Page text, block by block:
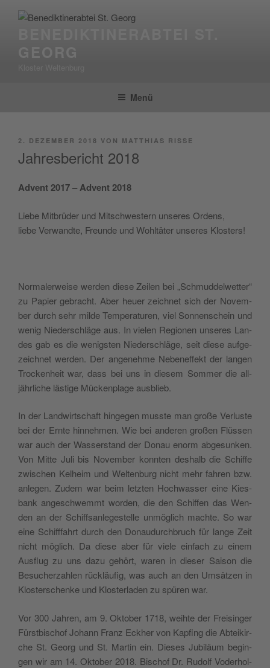
Inhalt
Menü
VERÖFFENTLICHT
2. DEZEMBER 2018 VON MATTHIAS RISSE
Jahresbericht 2018
Advent 2017 – Advent 2018
Lie­be Mit­brü­der und Mit­schwes­tern unse­res Ordens,
lie­be Ver­wand­te, Freun­de und Wohl­tä­ter unse­res Klosters!
Nor­ma­ler­wei­se wer­den die­se Zei­len bei „Schmud­del­wet­ter“
zu Papier gebracht. Aber heu­er zeich­net sich der Novem­
ber durch sehr mil­de Tem­pe­ra­tu­ren, viel Son­nen­schein und
wenig Nie­der­schlä­ge aus. In vie­len Regio­nen unse­res Lan­
des gab es die wenigs­ten Nie­der­schlä­ge, seit die­se auf­ge­
zeich­net wer­den. Der ange­neh­me Neben­ef­fekt der lan­gen
Tro­cken­heit war, dass bei uns in die­sem Som­mer die all­
jähr­li­che läs­ti­ge Mücken­pla­ge ausblieb.
In der Land­wirt­schaft hin­ge­gen muss­te man gro­ße Ver­lus­te
bei der Ern­te hin­neh­men. Wie bei ande­ren gro­ßen Flüs­sen
war auch der Was­ser­stand der Donau enorm abge­sun­ken.
Von Mit­te Juli bis Novem­ber konn­ten des­halb die Schif­fe
zwi­schen Kel­heim und Wel­ten­burg nicht mehr fah­ren bzw.
anle­gen. Zudem war beim letz­ten Hoch­was­ser eine Kies­
bank ange­schwemmt wor­den, die den Schif­fen das Wen­
den an der Schiffs­an­le­ge­stel­le unmög­lich mach­te. So war
eine Schiff­fahrt durch den Donau­durch­bruch für lan­ge Zeit
nicht mög­lich. Da die­se aber für vie­le ein­fach zu einem
Aus­flug zu uns dazu gehört, waren in die­ser Sai­son die
Besu­cher­zah­len rück­läu­fig, was auch an den Umsät­zen in
Klos­ter­schen­ke und Klos­ter­la­den zu spü­ren war.
Vor 300 Jah­ren, am 9. Okto­ber 1718, weih­te der Frei­sin­ger
Fürst­bi­schof Johann Franz Eck­her von Kap­fing die Abtei­kir­
che St. Georg und St. Mar­tin ein. Die­ses Jubi­lä­um begin­
gen wir am 14. Okto­ber 2018. Bischof Dr. Rudolf Voder­hol­